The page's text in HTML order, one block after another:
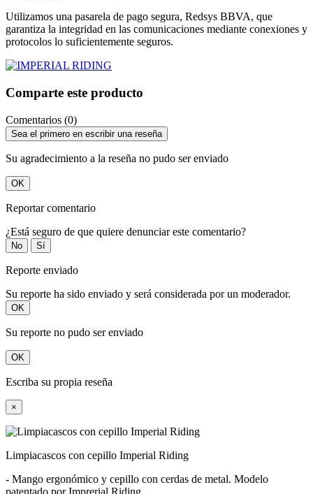
Utilizamos una pasarela de pago segura, Redsys BBVA, que
garantiza la integridad en las comunicaciones mediante conexiones y
protocolos lo suficientemente seguros.
Comparte este producto
Comentarios (0)
Sea el primero en escribir una reseña
Su agradecimiento a la reseña no pudo ser enviado
OK
Reportar comentario
¿Está seguro de que quiere denunciar este comentario?
No Sí
Reporte enviado
Su reporte ha sido enviado y será considerada por un moderador.
OK
Su reporte no pudo ser enviado
OK
Escriba su propia reseña
×
Limpiacascos con cepillo Imperial Riding
- Mango ergonómico y cepillo con cerdas de metal. Modelo
patentado por Imprerial Riding,